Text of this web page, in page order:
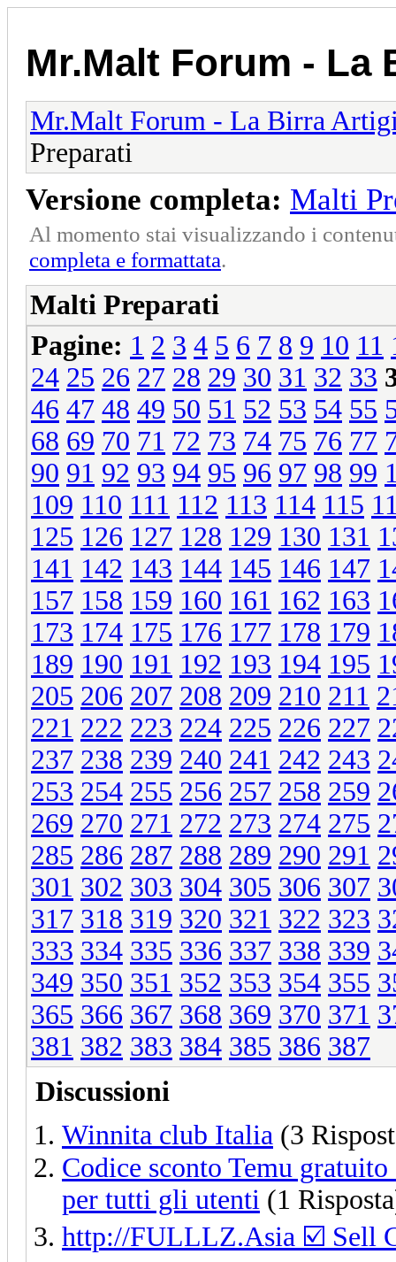
Mr.Malt Forum - La
Mr.Malt Forum - La Birra
Preparati
Versione completa: Malti
Al momento stai visualizzando i
completa e formattata.
Malti Preparati
Pagine: 1 2 3 4 5 6 7 8 9 10 11
24 25 26 27 28 29 30 31 32 33
46 47 48 49 50 51 52 53 54 55
68 69 70 71 72 73 74 75 76 77
90 91 92 93 94 95 96 97 98 99
109 110 111 112 113 114 115
125 126 127 128 129 130 131
141 142 143 144 145 146 147
157 158 159 160 161 162 163
173 174 175 176 177 178 179
189 190 191 192 193 194 195
205 206 207 208 209 210 211
221 222 223 224 225 226 227
237 238 239 240 241 242 243
253 254 255 256 257 258 259
269 270 271 272 273 274 275
285 286 287 288 289 290 291
301 302 303 304 305 306 307
317 318 319 320 321 322 323
333 334 335 336 337 338 339
349 350 351 352 353 354 355
365 366 367 368 369 370 371
381 382 383 384 385 386 387
Discussioni
Winnita club Italia (3
Codice sconto Temu
per tutti gli utenti (1
http://FULLLZ.Asia ☑️ Sell